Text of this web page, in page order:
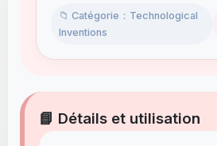
📁 Catégorie：Technological
Inventions
📘 Détails et utilisation